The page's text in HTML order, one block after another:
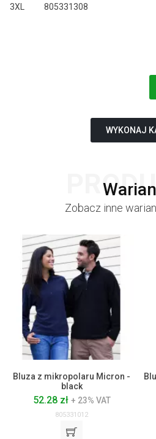
3XL
805331308
WYKONAJ
Zobacz inne
Bluza z mikropolaru Micron -
black
52.28 zł + 23% VAT
805331012